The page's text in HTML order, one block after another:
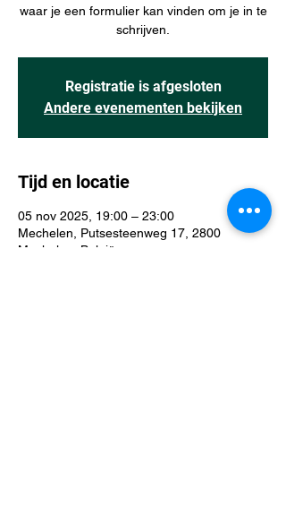
waar je een formulier kan vinden om je in te
schrijven.
Registratie is afgesloten
Andere evenementen bekijken
Tijd en locatie
05 nov 2025, 19:00 – 23:00
Mechelen, Putsesteenweg 17, 2800
Mechelen, België